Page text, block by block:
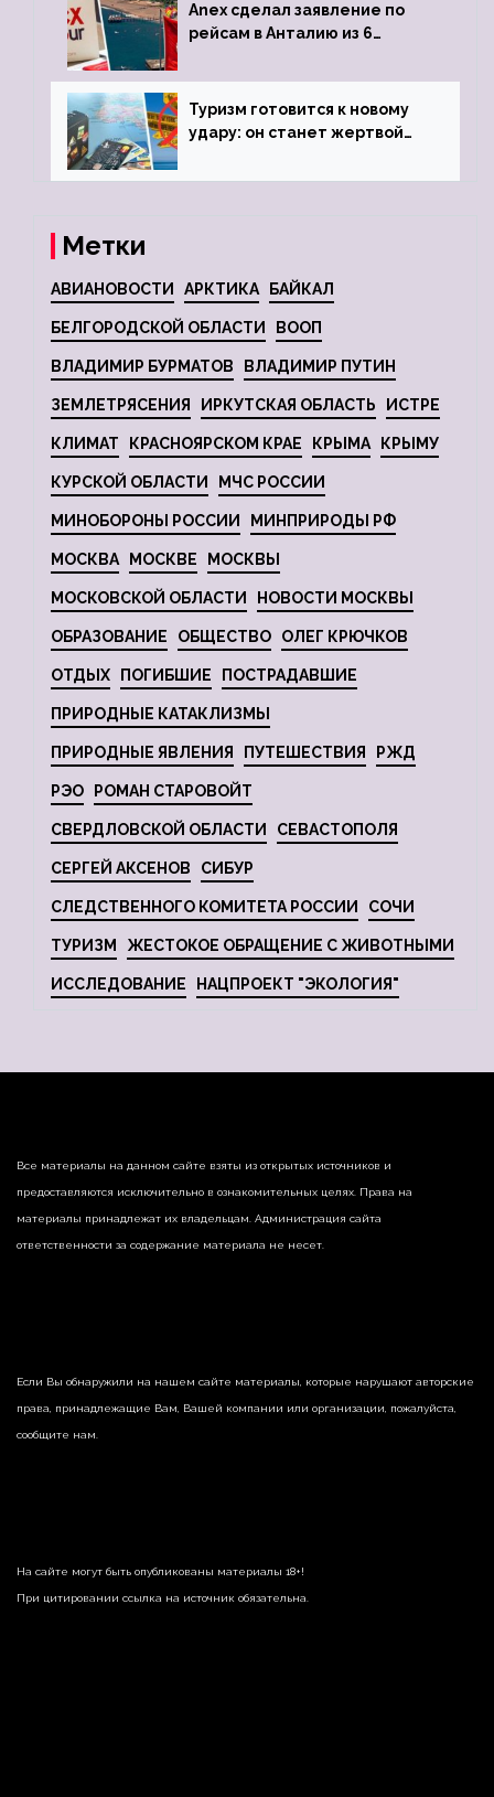
Anex сделал заявление по
рейсам в Анталию из 6
Туризм готовится к новому
удару: он станет жертвой
Метки
АВИАНОВОСТИ АРКТИКА БАЙКАЛ
БЕЛГОРОДСКОЙ ОБЛАСТИ ВООП
ВЛАДИМИР БУРМАТОВ ВЛАДИМИР ПУТИН
ЗЕМЛЕТРЯСЕНИЯ ИРКУТСКАЯ ОБЛАСТЬ ИСТРЕ
КЛИМАТ КРАСНОЯРСКОМ КРАЕ КРЫМА КРЫМУ
КУРСКОЙ ОБЛАСТИ МЧС РОССИИ
МИНОБОРОНЫ РОССИИ МИНПРИРОДЫ РФ
МОСКВА МОСКВЕ МОСКВЫ
МОСКОВСКОЙ ОБЛАСТИ НОВОСТИ МОСКВЫ
ОБРАЗОВАНИЕ ОБЩЕСТВО ОЛЕГ КРЮЧКОВ
ОТДЫХ ПОГИБШИЕ ПОСТРАДАВШИЕ
ПРИРОДНЫЕ КАТАКЛИЗМЫ
ПРИРОДНЫЕ ЯВЛЕНИЯ ПУТЕШЕСТВИЯ РЖД
РЭО РОМАН СТАРОВОЙТ
СВЕРДЛОВСКОЙ ОБЛАСТИ СЕВАСТОПОЛЯ
СЕРГЕЙ АКСЕНОВ СИБУР
СЛЕДСТВЕННОГО КОМИТЕТА РОССИИ СОЧИ
ТУРИЗМ ЖЕСТОКОЕ ОБРАЩЕНИЕ С ЖИВОТНЫМИ
ИССЛЕДОВАНИЕ НАЦПРОЕКТ "ЭКОЛОГИЯ"
Все материалы на данном сайте взяты из открытых источников и
предоставляются исключительно в ознакомительных целях. Права на
материалы принадлежат их владельцам. Администрация сайта
ответственности за содержание материала не несет.
Если Вы обнаружили на нашем сайте материалы, которые нарушают авторские
права, принадлежащие Вам, Вашей компании или организации, пожалуйста,
сообщите нам.
На сайте могут быть опубликованы материалы 18+!
При цитировании ссылка на источник обязательна.